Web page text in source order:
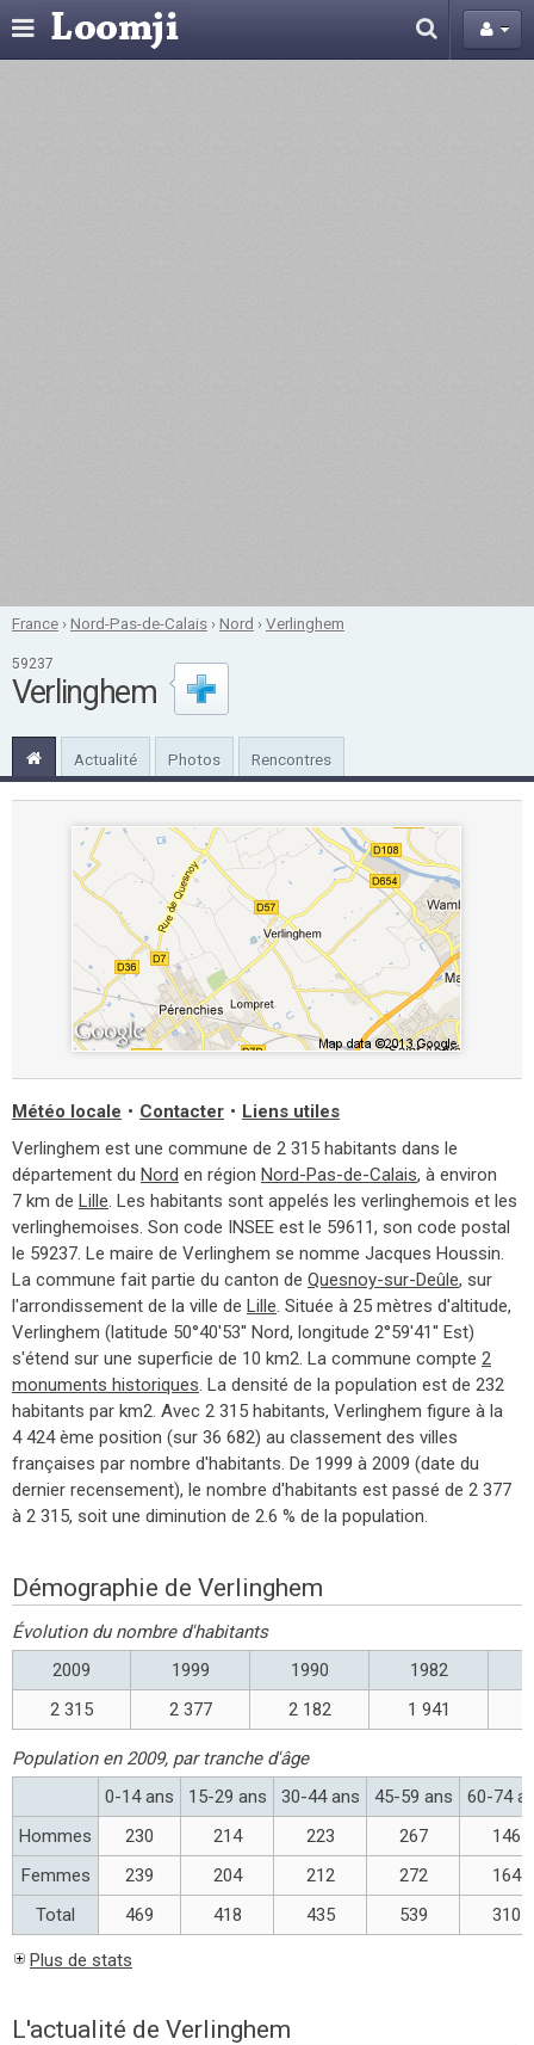
France ›Nord-Pas-de-Calais ›Nord ›Verlinghem
59237
Verlinghem
Actualité Photos Rencontres
Météo locale • Contacter • Liens utiles
Verlinghem est une commune de 2 315 habitants dans le
département du Nord en région Nord-Pas-de-Calais, à environ
7 km de Lille. Les habitants sont appelés les verlinghemois et les
verlinghemoises. Son code INSEE est le 59611, son code postal
le 59237. Le maire de Verlinghem se nomme Jacques Houssin.
La commune fait partie du canton de Quesnoy-sur-Deûle, sur
l'arrondissement de la ville de Lille. Située à 25 mètres d'altitude,
Verlinghem (latitude 50°40'53'' Nord, longitude 2°59'41'' Est)
s'étend sur une superficie de 10 km2. La commune compte 2
monuments historiques. La densité de la population est de 232
habitants par km2. Avec 2 315 habitants, Verlinghem figure à la
4 424 ème position (sur 36 682) au classement des villes
françaises par nombre d'habitants. De 1999 à 2009 (date du
dernier recensement), le nombre d'habitants est passé de 2 377
à 2 315, soit une diminution de 2.6 % de la population.
Démographie de Verlinghem
Évolution du nombre d'habitants
2009
1999 1990 1982
2 315
2 377 2 182 1 941
Population en 2009, par tranche d'âge
0-14 ans
15-29 ans 30-44 ans 45-59 ans
60-74
Hommes
230 214 223 267
146
Femmes
239 204 212 272
164
Total
469 418 435 539 310
Plus de stats
L'actualité de Verlinghem